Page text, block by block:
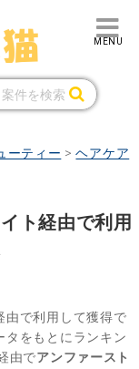
ーティー >ヘアケア
ト経由で利用
由で利用して獲得で
タをもとにランキン
由でアンファースト